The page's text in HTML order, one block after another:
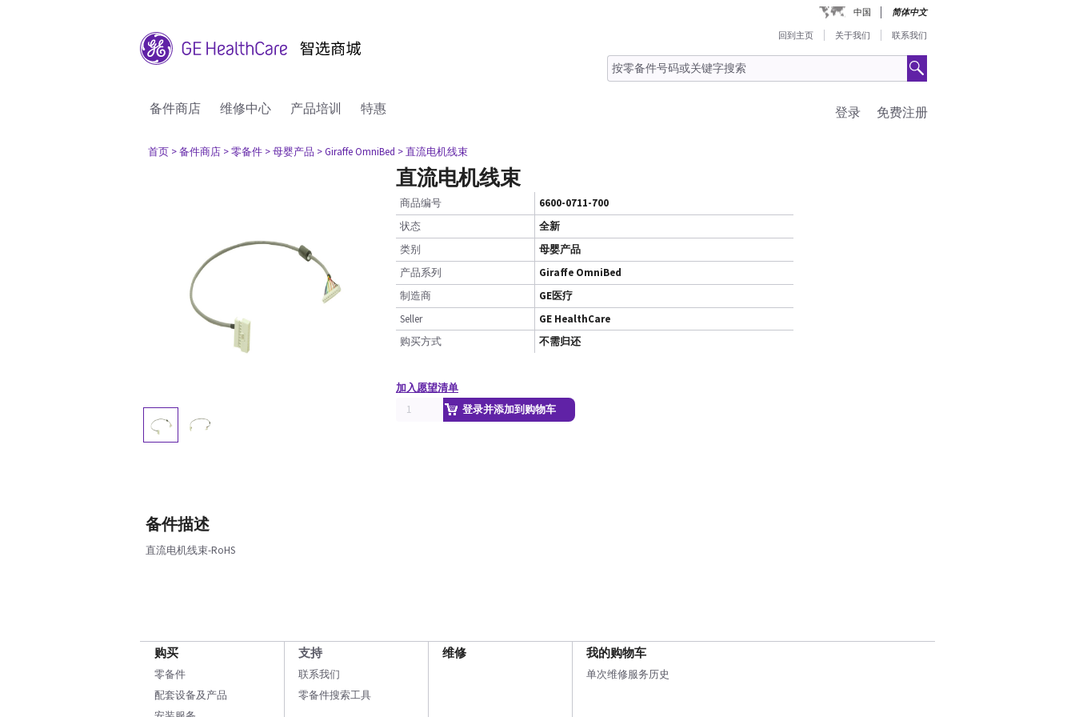
中国 简体中文
回到主页 关于我们 联系我们
备件商店 维修中心 产品培训 特惠 免费注册
登录
首页 > 备件商店 > 零备件 > 母婴产品 > Giraffe OmniBed > 直流电机线束
直流电机线束
商品编号
6600-0711-700
状态
全新
类别
母婴产品
产品系列
Giraffe OmniBed
制造商
GE医疗
Seller
GE HealthCare
购买方式
不需归还
加入愿望清单
登录并添加到购物车
备件描述
直流电机线束-RoHS
购买
零备件
配套设备及产品
支持
联系我们
零备件搜索工具
维修 我的购物车
单次维修服务历史